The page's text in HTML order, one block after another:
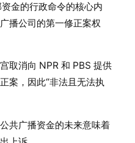
金的行政命令的核心内
播公司的第一修正案权
取消向 NPR 和 PBS 提供
案，因此“非法且无法执
共广播资金的未来意味着